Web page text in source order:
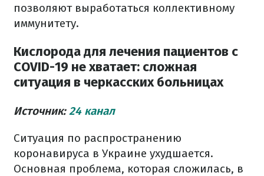
позволяют выработаться коллективному
иммунитету.
Кислорода для лечения пациентов с
СOVID-19 не хватает: сложная
ситуация в черкасских больницах
Источник: 24 канал
Ситуация по распространению
коронавируса в Украине ухудшается.
Основная проблема, которая сложилась, в